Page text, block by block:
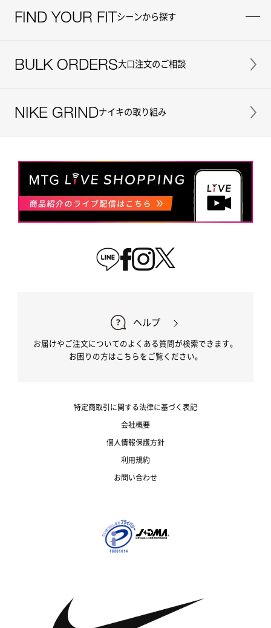
FIND YOUR FITシーンから探す
BULK ORDERS大口注文のご相談
NIKE GRINDナイキの取り組み
ヘルプ
お届けやご注文についてのよくある質問が検索できます。
お困りの方はこちらをご覧ください。
特定商取引に関する法律に基づく表記
会社概要
個人情報保護方針
利用規約
お問い合わせ